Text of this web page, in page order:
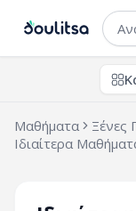
Μαθήματα
Ξένες
Ιδιαίτερα